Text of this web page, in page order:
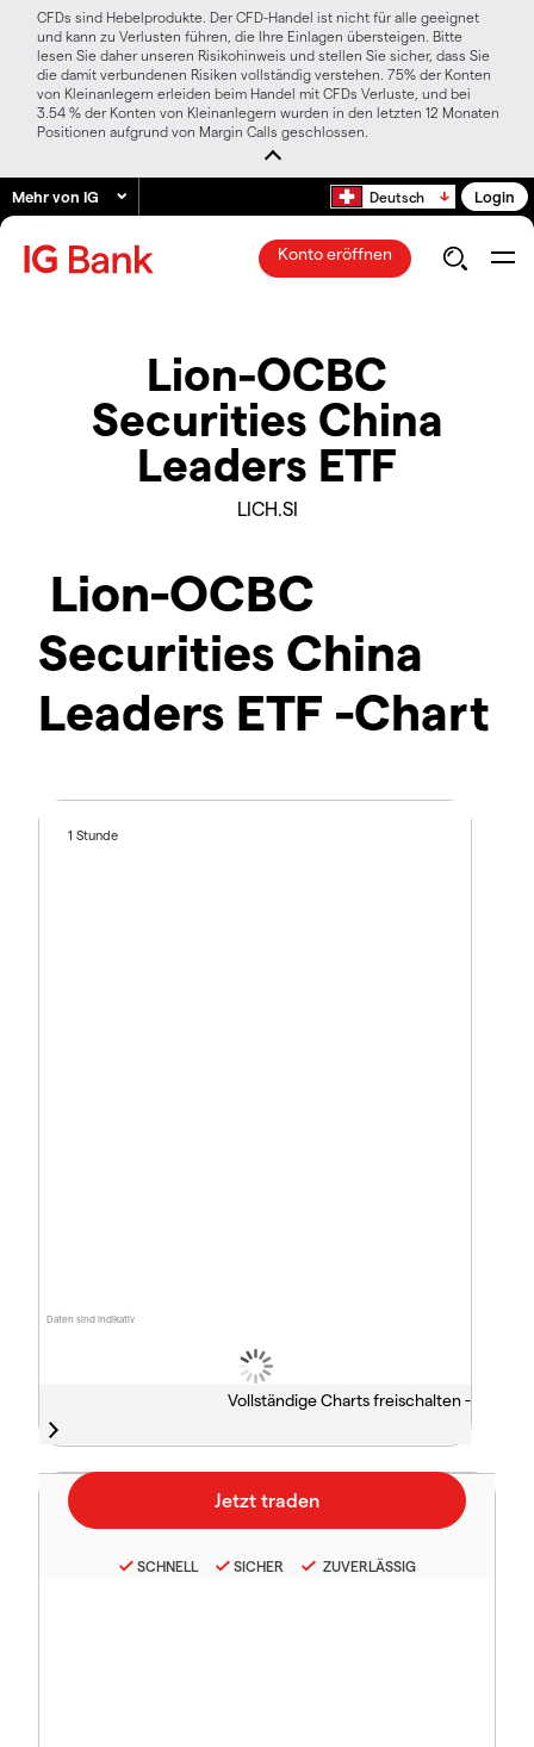
CFDs sind Hebelprodukte. Der CFD-Handel ist nicht für alle geeignet
und kann zu Verlusten führen, die Ihre Einlagen übersteigen. Bitte
lesen Sie daher unseren Risikohinweis und stellen Sie sicher, dass Sie
die damit verbundenen Risiken vollständig verstehen. 75% der Konten
von Kleinanlegern erleiden beim Handel mit CFDs Verluste, und bei
3.54 % der Konten von Kleinanlegern wurden in den letzten 12 Monaten
Positionen aufgrund von Margin Calls geschlossen.
Mehr von IG Deutsch Login
Konto eröffnen
Lion-OCBC
Securities China
Leaders ETF
LICH.SI
Lion-OCBC
Securities China
Leaders ETF -Chart
Daten sind indikativ
1 Stunde
Vollständige Charts freischalten -
SCHNELL SICHER ZUVERLÄSSIG